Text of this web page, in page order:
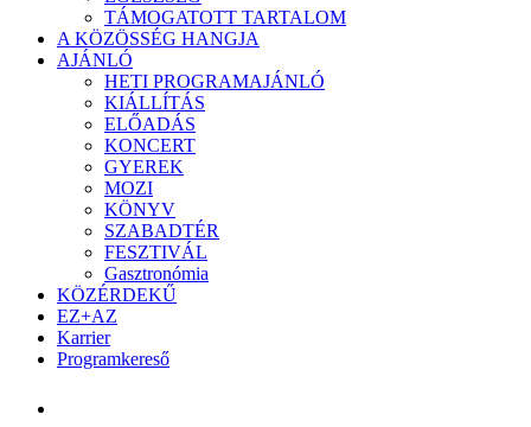
TÁMOGATOTT TARTALOM
A KÖZÖSSÉG HANGJA
AJÁNLÓ
HETI PROGRAMAJÁNLÓ
KIÁLLÍTÁS
ELŐADÁS
KONCERT
GYEREK
MOZI
KÖNYV
SZABADTÉR
FESZTIVÁL
Gasztronómia
KÖZÉRDEKŰ
EZ+AZ
Karrier
Programkereső